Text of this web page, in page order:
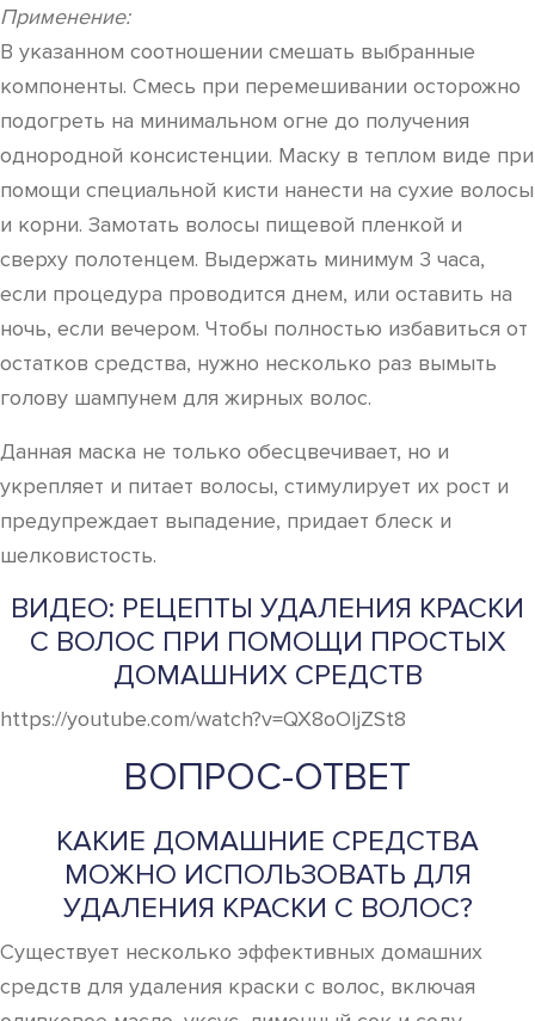
Применение:
В указанном соотношении смешать выбранные
компоненты. Смесь при перемешивании осторожно
подогреть на минимальном огне до получения
однородной консистенции. Маску в теплом виде при
помощи специальной кисти нанести на сухие волосы
и корни. Замотать волосы пищевой пленкой и
сверху полотенцем. Выдержать минимум 3 часа,
если процедура проводится днем, или оставить на
ночь, если вечером. Чтобы полностью избавиться от
остатков средства, нужно несколько раз вымыть
голову шампунем для жирных волос.
Данная маска не только обесцвечивает, но и
укрепляет и питает волосы, стимулирует их рост и
предупреждает выпадение, придает блеск и
шелковистость.
ВИДЕО: РЕЦЕПТЫ УДАЛЕНИЯ КРАСКИ
С ВОЛОС ПРИ ПОМОЩИ ПРОСТЫХ
ДОМАШНИХ СРЕДСТВ
https://youtube.com/watch?v=QX8oOIjZSt8
ВОПРОС-ОТВЕТ
КАКИЕ ДОМАШНИЕ СРЕДСТВА
МОЖНО ИСПОЛЬЗОВАТЬ ДЛЯ
УДАЛЕНИЯ КРАСКИ С ВОЛОС?
Существует несколько эффективных домашних
средств для удаления краски с волос, включая